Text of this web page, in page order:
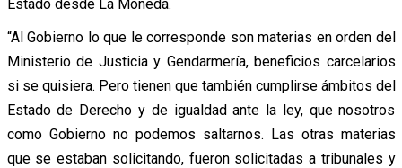
Estado desde La Moneda.
“Al Gobierno lo que le corresponde son materias en orden del
Ministerio de Justicia y Gendarmería, beneficios carcelarios
si se quisiera. Pero tienen que también cumplirse ámbitos del
Estado de Derecho y de igualdad ante la ley, que nosotros
como Gobierno no podemos saltarnos. Las otras materias
que se estaban solicitando, fueron solicitadas a tribunales y